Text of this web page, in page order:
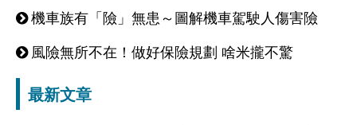
機車族有「險」無患～圖解機車駕駛人傷害險
風險無所不在！做好保險規劃 啥米攏不驚
最新文章